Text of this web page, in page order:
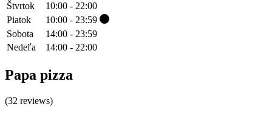
Štvrtok
10:00 - 22:00
Piatok
10:00 - 23:59
Sobota
14:00 - 23:59
Nedeľa
14:00 - 22:00
Papa pizza
(32 reviews)